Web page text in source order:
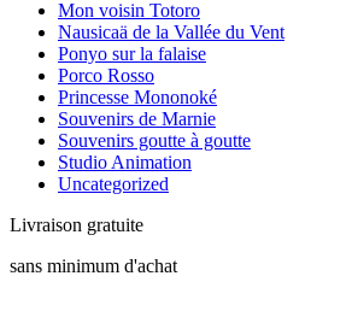
Mon voisin Totoro
Nausicaä de la Vallée du Vent
Ponyo sur la falaise
Porco Rosso
Princesse Mononoké
Souvenirs de Marnie
Souvenirs goutte à goutte
Studio Animation
Uncategorized
Livraison gratuite
sans minimum d'achat